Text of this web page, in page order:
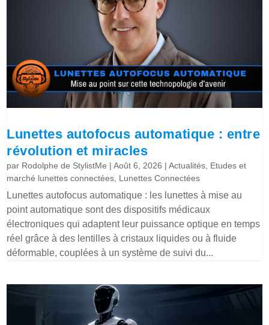
Lunettes autofocus automatique : entre
révolution et miracles
par Rodolphe de StylistMe |Août 6, 2026 |Actualités Etudes et
marché lunettes connectées Lunettes Connectées
Lunettes autofocus automatique : les lunettes à mise au
point automatique sont des dispositifs médicaux
électroniques qui adaptent leur puissance optique en temps
réel grâce à des lentilles à cristaux liquides ou à fluide
déformable, couplées à un système de suivi du...